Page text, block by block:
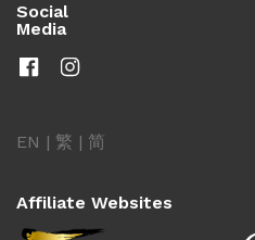
Social
Media
EN | 繁 | 简
Affiliate Websites